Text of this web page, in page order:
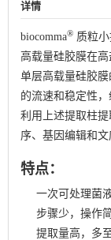
详情
biocomma® 质粒
高载量硅胶膜在
单层高载量硅胶
的流速和稳定性
利用上述提取柱提
序、基因编辑和
特点：
一次可处理菌
步骤少，操作
提取量高，多